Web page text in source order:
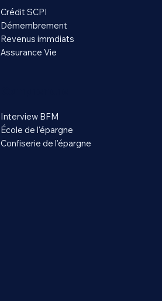
Crédit SCPI
Démembrement
Revenus immdiats
Assurance Vie
Interview BFM
École de l'épargne
Confiserie de l'épargne